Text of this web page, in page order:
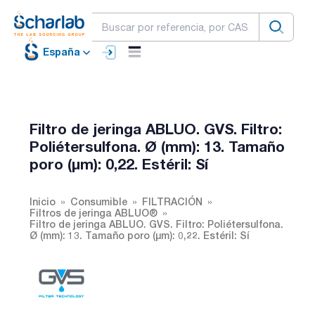
España
Filtro de jeringa ABLUO. GVS. Filtro:
Poliétersulfona. Ø (mm): 13. Tamaño
poro (µm): 0,22. Estéril: Sí
Inicio Consumible
FILTRACIÓN
Filtros de jeringa ABLUO®
Filtro de jeringa ABLUO. GVS. Filtro: Poliétersulfona.
Ø (mm): 13. Tamaño poro (µm): 0,22. Estéril: Sí